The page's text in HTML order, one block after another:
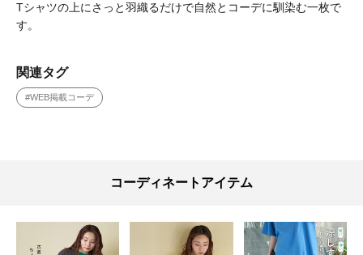
Tシャツの上にさっと羽織るだけで自然とコーデに馴染む一枚で
す。
関連タグ
#WEB掲載コーデ
コーディネートアイテム